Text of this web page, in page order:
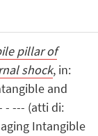
pillar of
shock, in:
and
- --- (atti di:
Intangible